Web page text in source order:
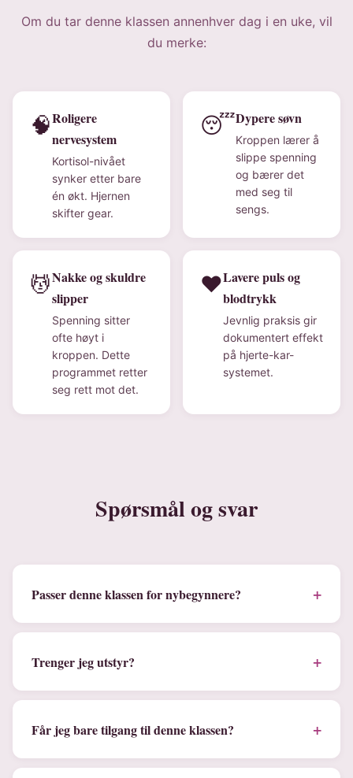
Om du tar denne klassen annenhver dag i en uke, vil
du merke:
🧠Roligere
nervesystem
Kortisol-nivået
synker etter bare
én økt. Hjernen
skifter gear.
😴Dypere søvn
Kroppen lærer å
slippe spenning
og bærer det
med seg til
sengs.
💆Nakke og skuldre
slipper
Spenning sitter
ofte høyt i
kroppen. Dette
programmet retter
seg rett mot det.
❤️Lavere puls og
blodtrykk
Jevnlig praksis gir
dokumentert effekt
på hjerte-kar-
systemet.
Spørsmål og svar
Passer denne klassen for nybegynnere? +
Trenger jeg utstyr? +
Får jeg bare tilgang til denne klassen? +